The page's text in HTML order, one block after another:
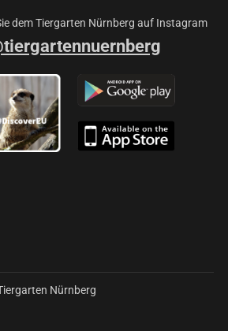
dem Tiergarten Nürnberg auf Instagram
Nürnberg